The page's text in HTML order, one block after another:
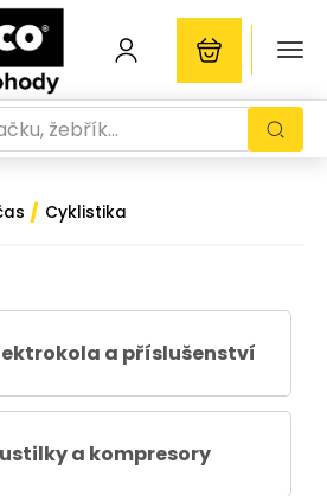
/ Cyklistika
a příslušenství
a kompresory